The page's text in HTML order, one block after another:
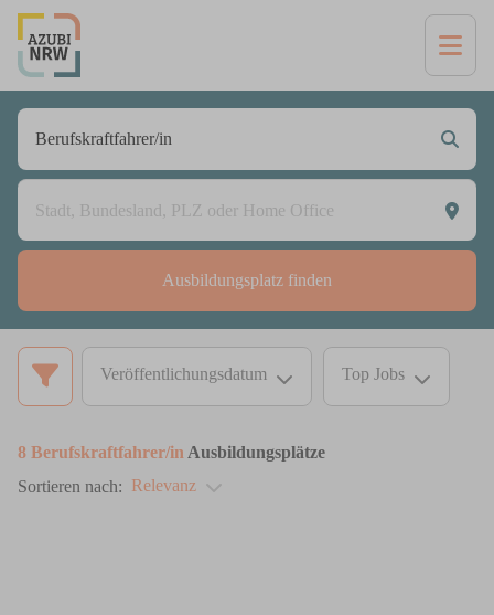
Ausbildungsplatz finden
Veröffentlichungsdatum Top Jobs
8 Berufskraftfahrer/in Ausbildungsplätze
Sortieren nach: Relevanz